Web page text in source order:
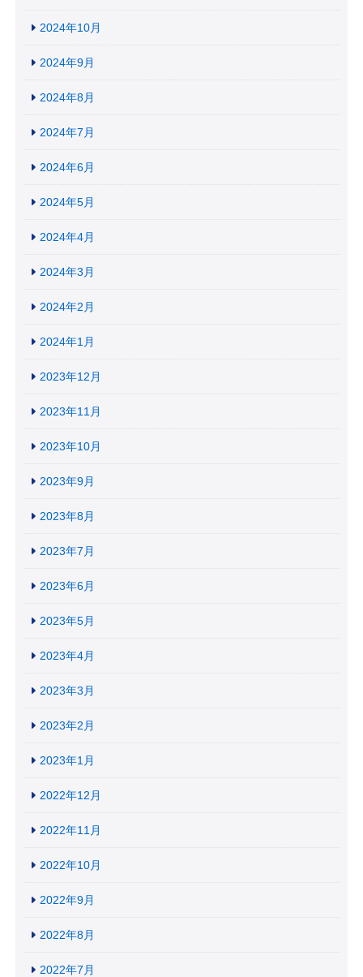
2024年10月
2024年9月
2024年8月
2024年7月
2024年6月
2024年5月
2024年4月
2024年3月
2024年2月
2024年1月
2023年12月
2023年11月
2023年10月
2023年9月
2023年8月
2023年7月
2023年6月
2023年5月
2023年4月
2023年3月
2023年2月
2023年1月
2022年12月
2022年11月
2022年10月
2022年9月
2022年8月
2022年7月